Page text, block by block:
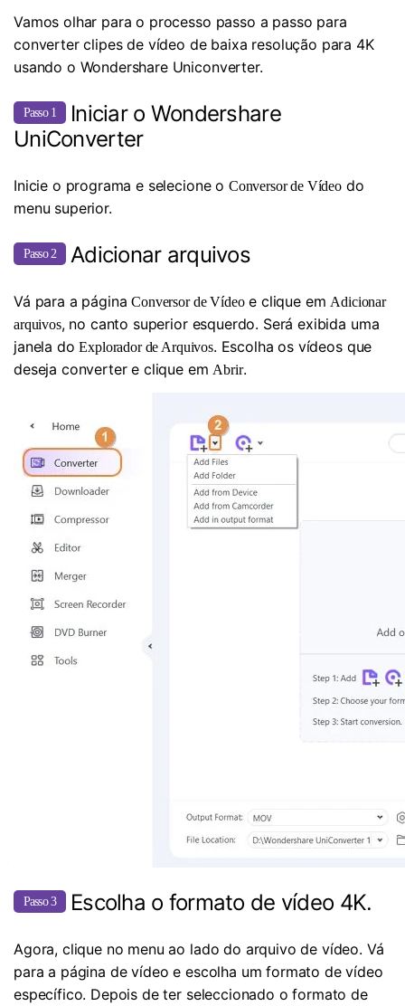
Vamos olhar para o processo passo a passo para
converter clipes de vídeo de baixa resolução para 4K
usando o Wondershare Uniconverter.
Passo 1
Iniciar o Wondershare
UniConverter
Inicie o programa e selecione o Conversor de Vídeo do
menu superior.
Passo 2 Adicionar arquivos
Vá para a páginaConversor de Vídeoe clique em Adicionar
arquivos, no canto superior esquerdo. Será exibida uma
janela doExplorador de Arquivos. Escolha os vídeos que
deseja converter e clique em Abrir.
Passo 3 Escolha o formato de vídeo 4K.
Agora, clique no menu ao lado do arquivo de vídeo. Vá
para a página de vídeo e escolha um formato de vídeo
específico. Depois de ter seleccionado o formato de